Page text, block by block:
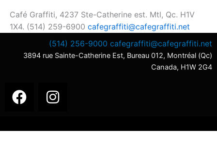
Café Graffiti, 4237 Ste-Catherine est. Mtl, Qc. H1V
1X4. (514) 259-6900 cafegraffiti@cafegraffiti.net
(514) 256-9000 cafegraffiti@cafegraffiti.net
3894 rue Sainte-Catherine Est, Bureau 012, Montréal (Qc)
Canada, H1W 2G4
F
a
e
I
n
t